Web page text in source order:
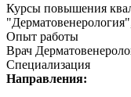
Курсы повышения
Опыт работы
Врач
Специализация
Направления: